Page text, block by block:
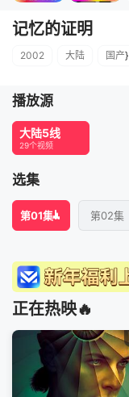
记忆的证明
2002 大陆 国产}
播放源
大陆5线
29个视频
选集
第01集 第02集
正在热映🔥